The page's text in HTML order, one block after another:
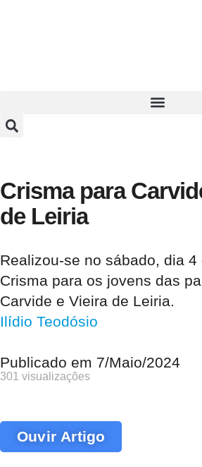
Crisma para
de Leiria
Realizou-se no sábado, dia 4
Crisma para os jovens das
Carvide e Vieira de Leiria.
Ilídio Teodósio
Publicado em 7/Maio/2024
301 visualizações
Ouvir Artigo